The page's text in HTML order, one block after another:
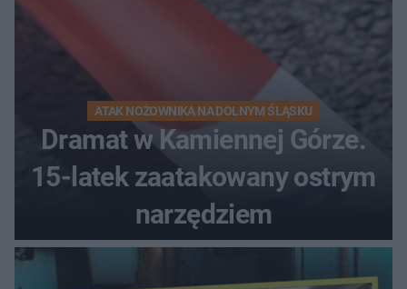
ATAK NOŻOWNIKA NA DOLNYM ŚLĄSKU
Dramat w Kamiennej Górze.
15-latek zaatakowany ostrym
narzędziem